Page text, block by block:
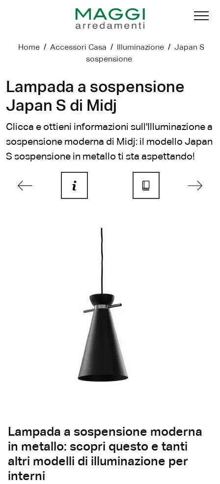
Home / Accessori Casa / Illuminazione / Japan S
sospensione
Lampada a sospensione
Japan S di Midj
Clicca e ottieni informazioni sull'Illuminazione a
sospensione moderna di Midj: il modello Japan
S sospensione in metallo ti sta aspettando!
Lampada a sospensione moderna
in metallo: scopri questo e tanti
altri modelli di illuminazione per
interni